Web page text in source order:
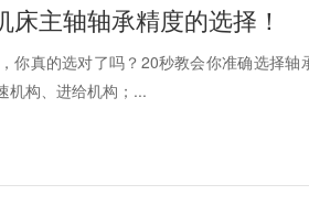
主轴轴承精度的选择！
你真的选对了吗？20秒教会你准确选择轴
机构、进给机构；...